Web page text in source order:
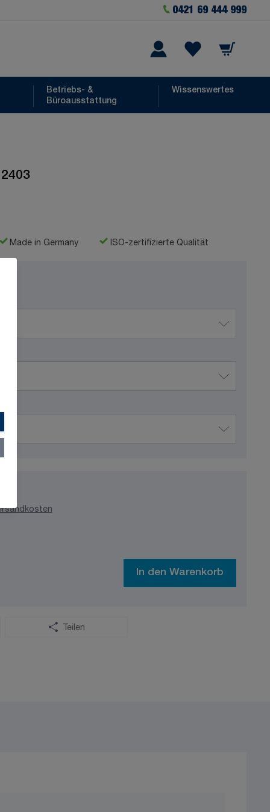
0421 69 444 999
Warenkorb
Betriebs- &
Büroausstattung
Wissenswertes
Made in Germany ISO-zertifizierte Qualität
In den Warenkorb
Teilen